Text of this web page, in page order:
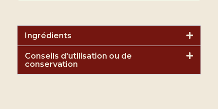
Ingrédients
Conseils d'utilisation ou de
conservation